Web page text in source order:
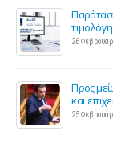
26
Προς
και
25